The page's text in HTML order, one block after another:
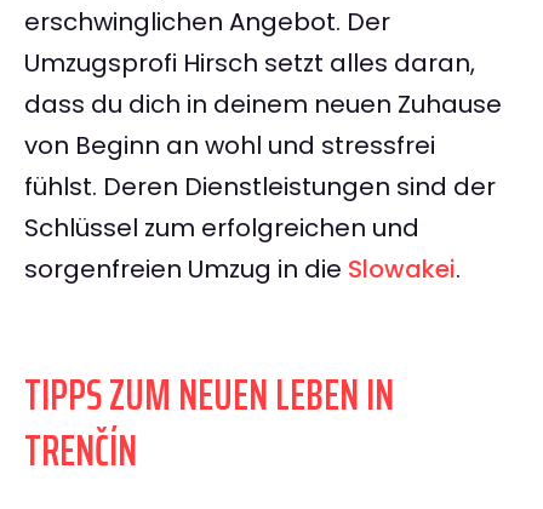
erschwinglichen Angebot. Der
Umzugsprofi Hirsch setzt alles daran,
dass du dich in deinem neuen Zuhause
von Beginn an wohl und stressfrei
fühlst. Deren Dienstleistungen sind der
Schlüssel zum erfolgreichen und
sorgenfreien Umzug in die Slowakei.
TIPPS ZUM NEUEN LEBEN IN
TRENČÍN